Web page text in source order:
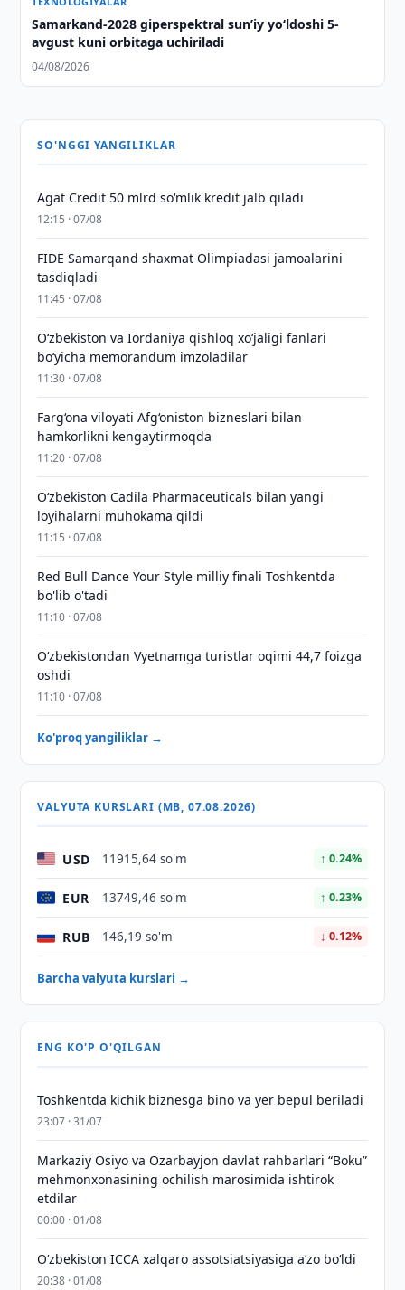
Samarkand-2028 giperspektral sun’iy yo‘ldoshi 5-
avgust kuni orbitaga uchiriladi
04/08/2026
SO'NGGI YANGILIKLAR
Agat Credit 50 mlrd so‘mlik kredit jalb qiladi
12:15 · 07/08
FIDE Samarqand shaxmat Olimpiadasi jamoalarini
tasdiqladi
11:45 · 07/08
Oʻzbekiston va Iordaniya qishloq xoʻjaligi fanlari
boʻyicha memorandum imzoladilar
11:30 · 07/08
Farg‘ona viloyati Afg‘oniston bizneslari bilan
hamkorlikni kengaytirmoqda
11:20 · 07/08
Oʻzbekiston Cadila Pharmaceuticals bilan yangi
loyihalarni muhokama qildi
11:15 · 07/08
Red Bull Dance Your Style milliy finali Toshkentda
bo'lib o'tadi
11:10 · 07/08
O‘zbekistondan Vyetnamga turistlar oqimi 44,7 foizga
oshdi
11:10 · 07/08
Ko'proq yangiliklar →
VALYUTA KURSLARI (MB, 07.08.2026)
USD 11915,64 so'm ↑ 0.24%
EUR 13749,46 so'm ↑ 0.23%
RUB 146,19 so'm ↓ 0.12%
Barcha valyuta kurslari →
ENG KO'P O'QILGAN
Toshkentda kichik biznesga bino va yer bepul beriladi
23:07 · 31/07
Markaziy Osiyo va Ozarbayjon davlat rahbarlari “Boku”
mehmonxonasining ochilish marosimida ishtirok
etdilar
00:00 · 01/08
O‘zbekiston ICCA xalqaro assotsiatsiyasiga aʼzo bo‘ldi
20:38 · 01/08